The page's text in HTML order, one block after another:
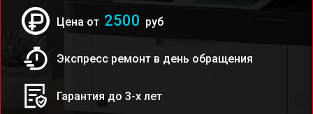
Цена от 2500 руб
Экспресс ремонт в день обращения
Гарантия до 3-х лет